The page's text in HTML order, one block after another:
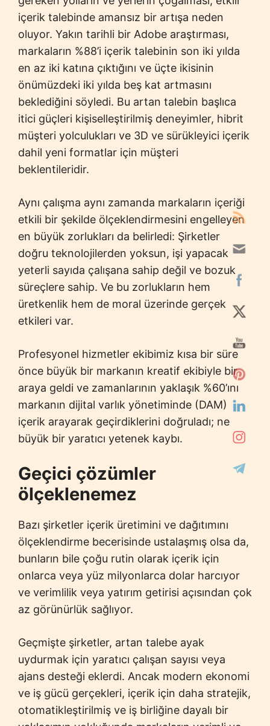
içerik talebinde amansız bir artışa neden
oluyor. Yakın tarihli bir Adobe araştırması,
markaların %88’i içerik talebinin son iki yılda
en az iki katına çıktığını ve üçte ikisinin
önümüzdeki iki yılda beş kat artmasını
beklediğini söyledi. Bu artan talebin başlıca
itici güçleri kişiselleştirilmiş deneyimler, hibrit
müşteri yolculukları ve 3D ve sürükleyici içerik
dahil yeni formatlar için müşteri
beklentileridir.
Aynı çalışma aynı zamanda markaların içeriği
etkili bir şekilde ölçeklendirmesini engelleyen
en büyük zorlukları da belirledi: Şirketler
doğru teknolojilerden yoksun, işi yapacak
yeterli sayıda çalışana sahip değil ve bozuk
süreçlere sahip. Ve bu zorlukların hem
üretkenlik hem de moral üzerinde gerçek
etkileri var.
Profesyonel hizmetler ekibimiz kısa bir süre
önce büyük bir markanın kreatif ekibiyle bir
araya geldi ve zamanlarının yaklaşık %60’ını
markanın dijital varlık yönetiminde (DAM)
içerik arayarak geçirdiklerini doğruladı; ne
büyük bir yaratıcı yetenek kaybı.
Geçici çözümler
ölçeklenemez
Bazı şirketler içerik üretimini ve dağıtımını
ölçeklendirme becerisinde ustalaşmış olsa da,
bunların bile çoğu rutin olarak içerik için
onlarca veya yüz milyonlarca dolar harcıyor
ve verimlilik veya yatırım getirisi açısından çok
az görünürlük sağlıyor.
Geçmişte şirketler, artan talebe ayak
uydurmak için yaratıcı çalışan sayısı veya
ajans desteği eklerdi. Ancak modern ekonomi
ve iş gücü gerçekleri, içerik için daha stratejik,
otomatikleştirilmiş ve iş birliğine dayalı bir